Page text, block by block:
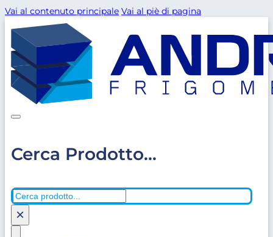
Vai al contenuto principale Vai al piè di pagina
Cerca Prodotto...
Cerca
×